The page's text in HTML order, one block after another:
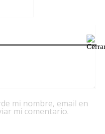
mi nombre, email en
mi comentario.